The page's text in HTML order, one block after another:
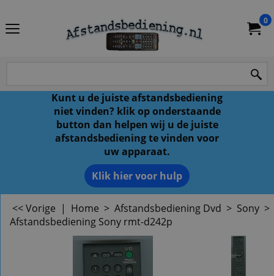
0
Kunt u de juiste afstandsbediening
niet vinden? klik op onderstaande
button dan helpen wij u de juiste
afstandsbediening te vinden voor
uw apparaat.
Klik hier voor hulp
<< Vorige | Home > Afstandsbediening Dvd > Sony >
Afstandsbediening Sony rmt-d242p